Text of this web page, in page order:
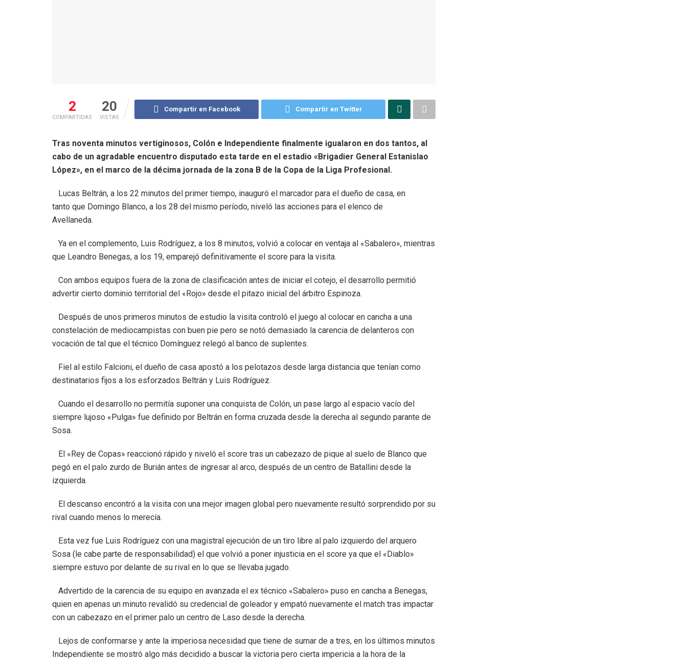
2
COMPARTIDAS
20
VISTAS
Compartir en Facebook Compartir en Twitter
Tras noventa minutos vertiginosos, Colón e Independiente finalmente igualaron en dos tantos, al
cabo de un agradable encuentro disputado esta tarde en el estadio «Brigadier General Estanislao
López», en el marco de la décima jornada de la zona B de la Copa de la Liga Profesional.
Lucas Beltrán, a los 22 minutos del primer tiempo, inauguró el marcador para el dueño de casa, en
tanto que Domingo Blanco, a los 28 del mismo período, niveló las acciones para el elenco de
Avellaneda.
Ya en el complemento, Luis Rodríguez, a los 8 minutos, volvió a colocar en ventaja al «Sabalero», mientras
que Leandro Benegas, a los 19, emparejó definitivamente el score para la visita.
Con ambos equipos fuera de la zona de clasificación antes de iniciar el cotejo, el desarrollo permitió
advertir cierto dominio territorial del «Rojo» desde el pitazo inicial del árbitro Espinoza.
Después de unos primeros minutos de estudio la visita controló el juego al colocar en cancha a una
constelación de mediocampistas con buen pie pero se notó demasiado la carencia de delanteros con
vocación de tal que el técnico Domínguez relegó al banco de suplentes.
Fiel al estilo Falcioni, el dueño de casa apostó a los pelotazos desde larga distancia que tenían como
destinatarios fijos a los esforzados Beltrán y Luis Rodríguez.
Cuando el desarrollo no permitía suponer una conquista de Colón, un pase largo al espacio vacío del
siempre lujoso «Pulga» fue definido por Beltrán en forma cruzada desde la derecha al segundo parante de
Sosa.
El «Rey de Copas» reaccionó rápido y niveló el score tras un cabezazo de pique al suelo de Blanco que
pegó en el palo zurdo de Burián antes de ingresar al arco, después de un centro de Batallini desde la
izquierda.
El descanso encontró a la visita con una mejor imagen global pero nuevamente resultó sorprendido por su
rival cuando menos lo merecía.
Esta vez fue Luis Rodríguez con una magistral ejecución de un tiro libre al palo izquierdo del arquero
Sosa (le cabe parte de responsabilidad) el que volvió a poner injusticia en el score ya que el «Diablo»
siempre estuvo por delante de su rival en lo que se llevaba jugado.
Advertido de la carencia de su equipo en avanzada el ex técnico «Sabalero» puso en cancha a Benegas,
quien en apenas un minuto revalidó su credencial de goleador y empató nuevamente el match tras impactar
con un cabezazo en el primer palo un centro de Laso desde la derecha.
Lejos de conformarse y ante la imperiosa necesidad que tiene de sumar de a tres, en los últimos minutos
Independiente se mostró algo más decidido a buscar la victoria pero cierta impericia a la hora de la